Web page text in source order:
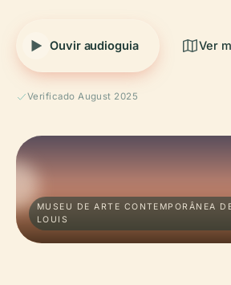
Ouvir audioguia Ver
Verificado August 2025
MUSEU DE ARTE CONTEMPORÂNEA
LOUIS